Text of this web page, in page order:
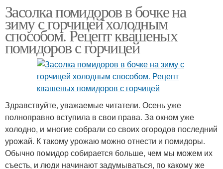
Соленые помидоры
собственному соку
Засолка помидоров в бочке на
зиму с горчицей холодным
способом. Рецепт квашеных
помидоров с горчицей
Здравствуйте, уважаемые читатели. Осень уже
полноправно вступила в свои права. За окном уже
холодно, и многие собрали со своих огородов последний
урожай. К такому урожаю можно отнести и помидоры.
Обычно помидор собирается больше, чем мы можем их
съесть, и люди начинают задумываться, по какому же